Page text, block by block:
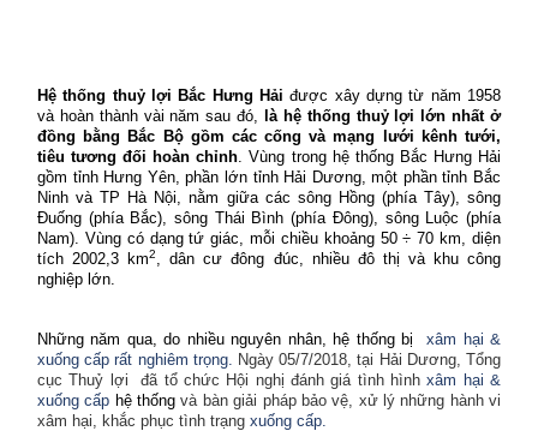
Hệ thống thuỷ lợi Bắc Hưng Hải được xây dựng từ năm 1958
và hoàn thành vài năm sau đó, là hệ thống thuỷ lợi lớn nhất ở
đồng bằng Bắc Bộ gồm các cống và mạng lưới kênh tưới,
tiêu tương đối hoàn chỉnh . Vùng trong hệ thống Bắc Hưng Hải
gồm tỉnh Hưng Yên, phần lớn tỉnh Hải Dương, một phần tỉnh Bắc
Ninh và TP Hà Nội, nằm giữa các sông Hồng (phía Tây), sông
Đuống (phía Bắc), sông Thái Bình (phía Đông), sông Luộc (phía
Nam). Vùng có dạng tứ giác, mỗi chiều khoảng 50 ÷ 70 km, diện
tích 2002,3 km2
, dân cư đông đúc, nhiều đô thị và khu công
nghiệp lớn.
Những năm qua, do nhiều nguyên nhân, hệ thống bị
xâm hại &
xuống cấp rất nghiêm trọng. Ngày 05/7/2018, tại Hải Dương, Tổng
cục Thuỷ lợi
đã tổ chức Hội nghị đánh giá tình hìnhxâm hại &
xuống cấp hệ thốngvà bàn giải pháp bảo vệ, xử lý những hành vi
xâm hại, khắc phục tình trạng xuống cấp.